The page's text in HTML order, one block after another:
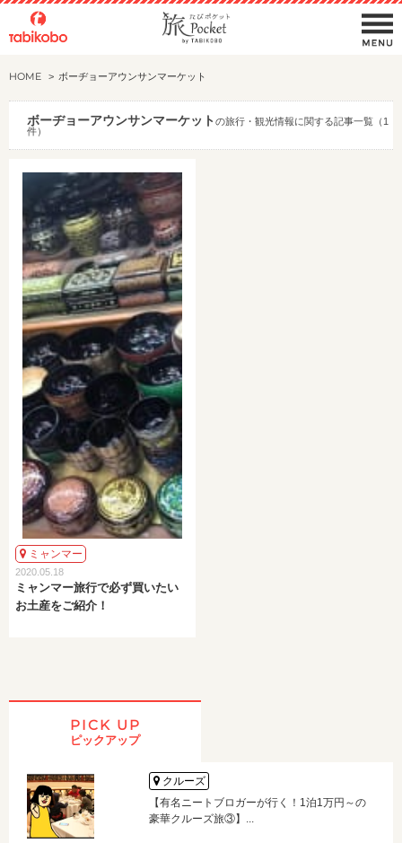
HOME ボーヂョーアウンサンマーケット
ボーヂョーアウンサンマーケット の旅行・観光情報に関する記事一覧（1
件）
ミャンマー
2020.05.18
ミャンマー旅行で必ず買いたい
お土産をご紹介！
PICK UP
ピックアップ
クルーズ
【有名ニートブロガーが行く！1泊1万円～の
豪華クルーズ旅③】...